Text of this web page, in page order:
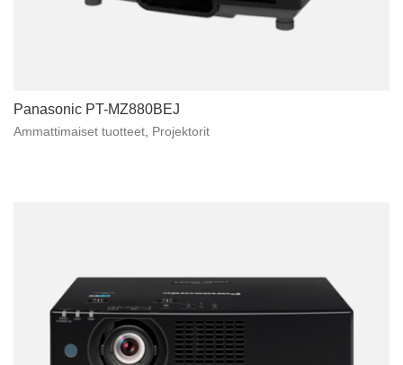
Panasonic PT-MZ880BEJ
Ammattimaiset tuotteet Projektorit